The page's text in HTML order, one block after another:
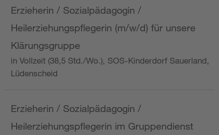
Erzieherin / Sozialpädagogin /
Heilerziehungspflegerin (m/w/d) für unsere
Klärungsgruppe
in Vollzeit (38,5 Std./Wo.), SOS-Kinderdorf Sauerland,
Lüdenscheid
Erzieherin / Sozialpädagogin /
Heilerziehungspflegerin im Gruppendienst